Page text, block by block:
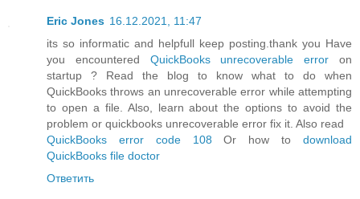
Eric Jones 16.12.2021, 11:47
its so informatic and helpfull keep posting.thank you Have
you encountered QuickBooks unrecoverable error on
startup ? Read the blog to know what to do when
QuickBooks throws an unrecoverable error while attempting
to open a file. Also, learn about the options to avoid the
problem or quickbooks unrecoverable error fix it. Also read
QuickBooks error code 108 Or how todownload
QuickBooks file doctor
Ответить